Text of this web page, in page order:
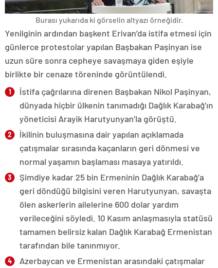
Burası yukarıda ki görselin altyazı örneğidir.
Yenilginin ardından başkent Erivan’da istifa etmesi için
günlerce protestolar yapılan Başbakan Paşinyan ise
uzun süre sonra cepheye savaşmaya giden eşiyle
birlikte bir cenaze töreninde görüntülendi.
İstifa çağrılarına direnen Başbakan Nikol Paşinyan,
dünyada hiçbir ülkenin tanımadığı Dağlık Karabağ’ın
yöneticisi Arayik Harutyunyan’la görüştü.
İkilinin buluşmasına dair yapılan açıklamada
çatışmalar sırasında kaçanların geri dönmesi ve
normal yaşamın başlaması masaya yatırıldı.
Şimdiye kadar 25 bin Ermeninin Dağlık Karabağ’a
geri döndüğü bilgisini veren Harutyunyan, savaşta
ölen askerlerin ailelerine 600 dolar yardım
verileceğini söyledi. 10 Kasım anlaşmasıyla statüsü
tamamen belirsiz kalan Dağlık Karabağ Ermenistan
tarafından bile tanınmıyor.
Azerbaycan ve Ermenistan arasındaki çatışmalar